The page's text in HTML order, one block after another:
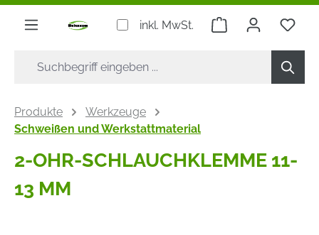
springen
inkl. MwSt. Warenkorb
Produkte
Werkzeuge
Schweißen und Werkstattmaterial
2-OHR-SCHLAUCHKLEMME 11-
13 MM